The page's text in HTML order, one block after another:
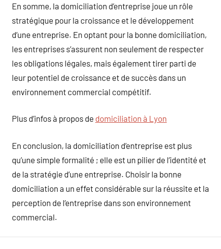
En somme, la domiciliation d’entreprise joue un rôle
stratégique pour la croissance et le développement
d’une entreprise. En optant pour la bonne domiciliation,
les entreprises s’assurent non seulement de respecter
les obligations légales, mais également tirer parti de
leur potentiel de croissance et de succès dans un
environnement commercial compétitif.
Plus d’infos à propos de domiciliation à Lyon
En conclusion, la domiciliation d’entreprise est plus
qu’une simple formalité ; elle est un pilier de l’identité et
de la stratégie d’une entreprise. Choisir la bonne
domiciliation a un effet considérable sur la réussite et la
perception de l’entreprise dans son environnement
commercial.